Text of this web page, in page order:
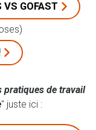
GOFAST
pratiques de travail
" juste ici :